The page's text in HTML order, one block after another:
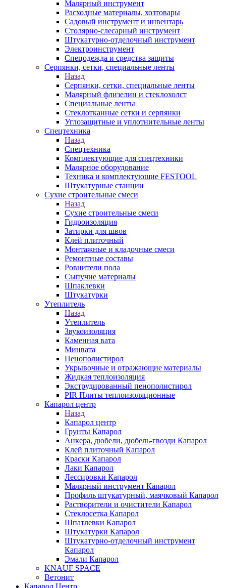
Малярный инструмент
Расходные материалы, хозтовары
Садовый инструмент и инвентарь
Столярно-слесарный инструмент
Штукатурно-отделочный инструмент
Электроинструмент
Спецодежда и средства защиты
Серпянки, сетки, специальные ленты
Назад
Серпянки, сетки, специальные ленты
Малярный флизелин и стеклохолст
Специальные ленты
Стеклотканные сетки и серпянки
Углозащитные и уплотнительные ленты
Спецтехника
Назад
Спецтехника
Комплектующие для спецтехники
Малярное оборудование
Техника и комплектующие FESTOOL
Штукатурные станции
Сухие строительные смеси
Назад
Сухие строительные смеси
Гидроизоляция
Затирки для швов
Клей плиточный
Монтажные и кладочные смеси
Ремонтные составы
Ровнители пола
Сыпучие материалы
Шпаклевки
Штукатурки
Утеплитель
Назад
Утеплитель
Звукоизоляция
Каменная вата
Минвата
Пенополистирол
Укрывочные и отражающие материалы
Жидкая теплоизоляция
Экструдированный пенополистирол
PIR Плиты теплоизоляционные
Капарол центр
Назад
Капарол центр
Грунты Капарол
Анкера, дюбели, дюбель-гвозди Капарол
Клей плиточный Капарол
Краски Капарол
Лаки Капарол
Лессировки Капарол
Малярный инструмент Капарол
Профиль штукатурный, маячковый Капарол
Растворители и очистители Капарол
Cтеклосетка Капарол
Шпатлевки Капарол
Штукатурки Капарол
Штукатурно-отделочный инструмент
Капарол
Эмали Капарол
KNAUF SPACE
Ветонит
Капарол Центр